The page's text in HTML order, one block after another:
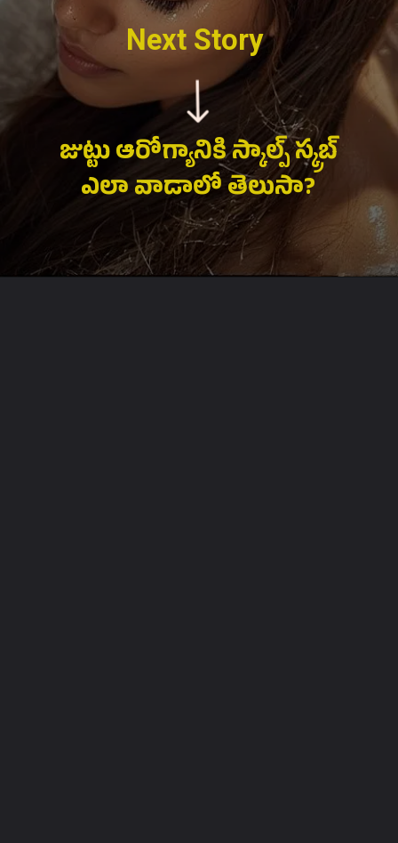
జుట్టు ఆరోగ్యానికి స్కాల్ప్ స్క్రబ్
ఎలా వాడాలో తెలుసా?
Next Story